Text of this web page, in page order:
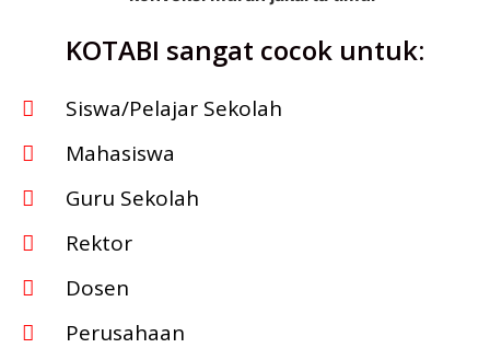
KOTABI sangat cocok untuk:
Siswa/Pelajar Sekolah
Mahasiswa
Guru Sekolah
Rektor
Dosen
Perusahaan